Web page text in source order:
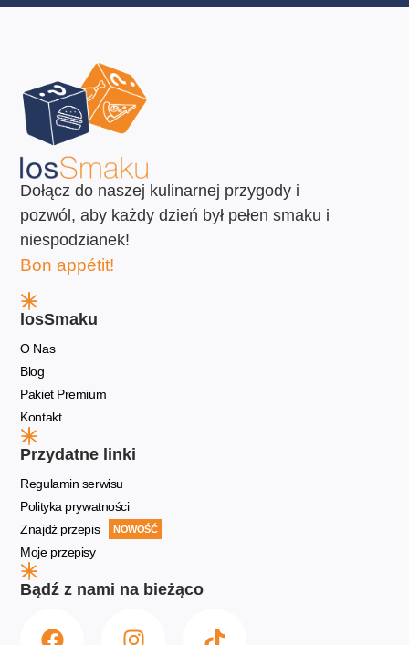
Dołącz do naszej kulinarnej przygody i
pozwól, aby każdy dzień był pełen smaku i
niespodzianek!
Bon appétit!
losSmaku
O Nas
Blog
Pakiet Premium
Kontakt
Przydatne linki
Regulamin serwisu
Polityka prywatności
Znajdź przepis
NOWOŚĆ
Moje przepisy
Bądź z nami na bieżąco